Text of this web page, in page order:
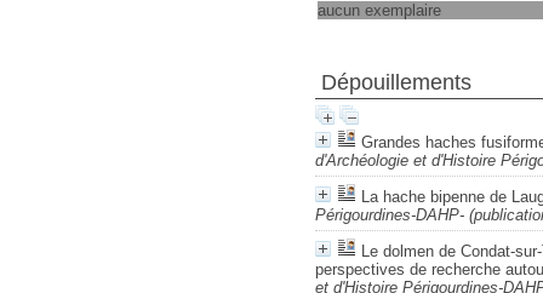
aucun exemplaire
Dépouillements
Grandes haches
d'Archéologie et d'Histoire
La hache bipenne de
Périgourdines-DAHP-
Le dolmen de Condat-
perspectives de recherche
et d'Histoire Périgourdines-